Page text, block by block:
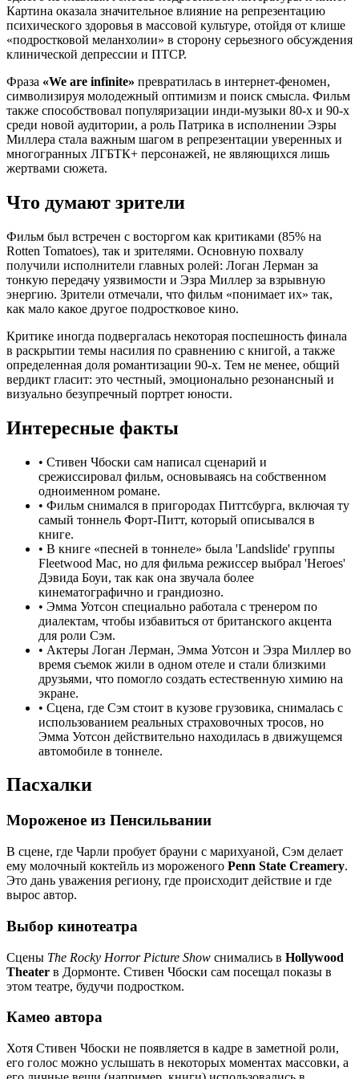
Картина оказала значительное влияние на репрезентацию
психического здоровья в массовой культуре, отойдя от клише
«подростковой меланхолии» в сторону серьезного обсуждения
клинической депрессии и ПТСР.
Фраза «We are infinite» превратилась в интернет-феномен,
символизируя молодежный оптимизм и поиск смысла. Фильм
также способствовал популяризации инди-музыки 80-х и 90-х
среди новой аудитории, а роль Патрика в исполнении Эзры
Миллера стала важным шагом в репрезентации уверенных и
многогранных ЛГБТК+ персонажей, не являющихся лишь
жертвами сюжета.
Что думают зрители
Фильм был встречен с восторгом как критиками (85% на
Rotten Tomatoes), так и зрителями. Основную похвалу
получили исполнители главных ролей: Логан Лерман за
тонкую передачу уязвимости и Эзра Миллер за взрывную
энергию. Зрители отмечали, что фильм «понимает их» так,
как мало какое другое подростковое кино.
Критике иногда подвергалась некоторая поспешность финала
в раскрытии темы насилия по сравнению с книгой, а также
определенная доля романтизации 90-х. Тем не менее, общий
вердикт гласит: это честный, эмоционально резонансный и
визуально безупречный портрет юности.
Интересные факты
• Стивен Чбоски сам написал сценарий и
срежиссировал фильм, основываясь на собственном
одноименном романе.
• Фильм снимался в пригородах Питтсбурга, включая ту
самый тоннель Форт-Питт, который описывался в
книге.
• В книге «песней в тоннеле» была 'Landslide' группы
Fleetwood Mac, но для фильма режиссер выбрал 'Heroes'
Дэвида Боуи, так как она звучала более
кинематографично и грандиозно.
• Эмма Уотсон специально работала с тренером по
диалектам, чтобы избавиться от британского акцента
для роли Сэм.
• Актеры Логан Лерман, Эмма Уотсон и Эзра Миллер во
время съемок жили в одном отеле и стали близкими
друзьями, что помогло создать естественную химию на
экране.
• Сцена, где Сэм стоит в кузове грузовика, снималась с
использованием реальных страховочных тросов, но
Эмма Уотсон действительно находилась в движущемся
автомобиле в тоннеле.
Пасхалки
Мороженое из Пенсильвании
В сцене, где Чарли пробует брауни с марихуаной, Сэм делает
ему молочный коктейль из мороженого Penn State Creamery.
Это дань уважения региону, где происходит действие и где
вырос автор.
Выбор кинотеатра
Сцены The Rocky Horror Picture Show снимались в Hollywood
Theater в Дормонте. Стивен Чбоски сам посещал показы в
этом театре, будучи подростком.
Камео автора
Хотя Стивен Чбоски не появляется в кадре в заметной роли,
его голос можно услышать в некоторых моментах массовки, а